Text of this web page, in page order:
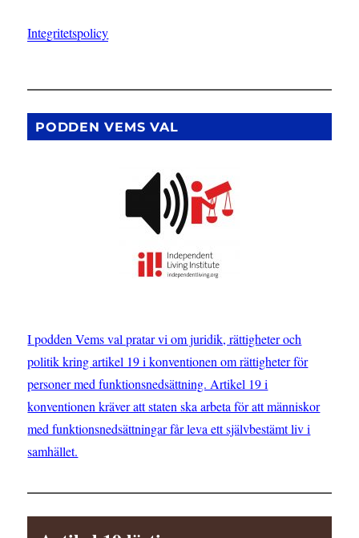
Integritetspolicy
PODDEN VEMS VAL
I podden Vems val pratar vi om juridik, rättigheter och
politik kring artikel 19 i konventionen om rättigheter för
personer med funktionsnedsättning. Artikel 19 i
konventionen kräver att staten ska arbeta för att människor
med funktionsnedsättningar får leva ett självbestämt liv i
samhället.